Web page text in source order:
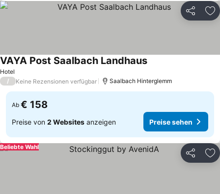
Teilen
Hotel
VAYA Post Saalbach Landhaus
/ Keine Rezensionen verfügbar Saalbach Hinterglemm
Ab € 158
Preise von 2 Websites anzeigen Preise sehen
Teilen
Beliebte Wahl